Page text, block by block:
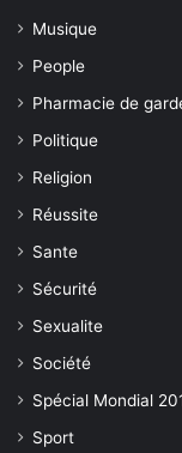
Musique
People
Pharmacie de
Politique
Religion
Réussite
Sante
Sécurité
Sexualite
Société
Spécial Mondial
Sport